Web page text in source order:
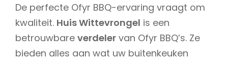
De perfecte Ofyr BBQ-ervaring vraagt om
kwaliteit. Huis Wittevrongel is een
betrouwbare verdeler van Ofyr BBQ’s. Ze
bieden alles aan wat uw buitenkeuken